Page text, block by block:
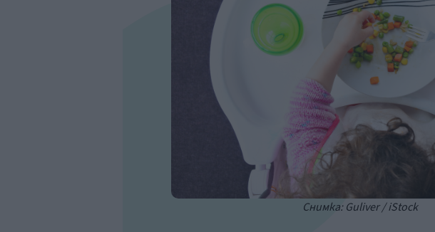
Снимка: Guliver / iStock